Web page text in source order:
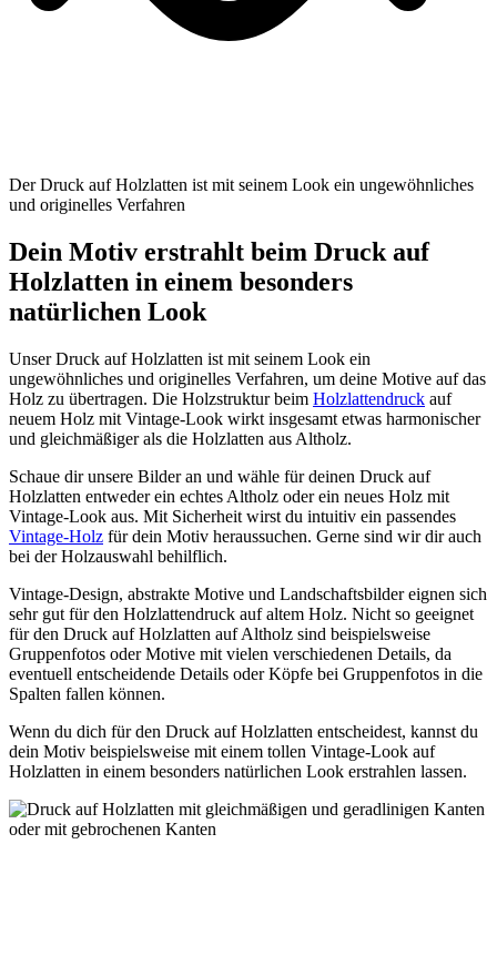
Der Druck auf Holzlatten ist mit seinem Look ein ungewöhnliches
und originelles Verfahren
Dein Motiv erstrahlt beim Druck auf
Holzlatten in einem besonders
natürlichen Look
Unser Druck auf Holzlatten ist mit seinem Look ein
ungewöhnliches und originelles Verfahren, um deine Motive auf das
Holz zu übertragen. Die Holzstruktur beim Holzlattendruck auf
neuem Holz mit Vintage-Look wirkt insgesamt etwas harmonischer
und gleichmäßiger als die Holzlatten aus Altholz.
Schaue dir unsere Bilder an und wähle für deinen Druck auf
Holzlatten entweder ein echtes Altholz oder ein neues Holz mit
Vintage-Look aus. Mit Sicherheit wirst du intuitiv ein passendes
Vintage-Holz für dein Motiv heraussuchen. Gerne sind wir dir auch
bei der Holzauswahl behilflich.
Vintage-Design, abstrakte Motive und Landschaftsbilder eignen sich
sehr gut für den Holzlattendruck auf altem Holz. Nicht so geeignet
für den Druck auf Holzlatten auf Altholz sind beispielsweise
Gruppenfotos oder Motive mit vielen verschiedenen Details, da
eventuell entscheidende Details oder Köpfe bei Gruppenfotos in die
Spalten fallen können.
Wenn du dich für den Druck auf Holzlatten entscheidest, kannst du
dein Motiv beispielsweise mit einem tollen Vintage-Look auf
Holzlatten in einem besonders natürlichen Look erstrahlen lassen.